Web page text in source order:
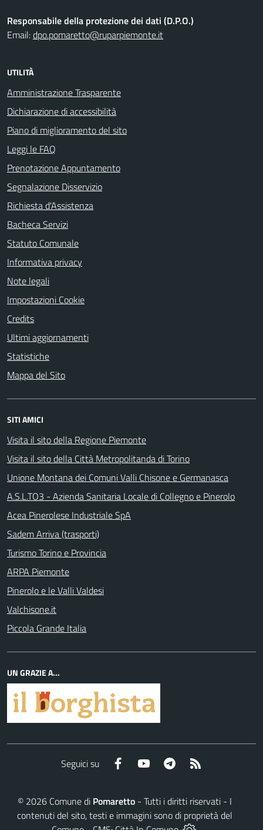
Responsabile della protezione dei dati (D.P.O.)
Email:dpo.pomaretto@ruparpiemonte.it
UTILITÀ
Amministrazione Trasparente
Dichiarazione di accessibilità
Piano di miglioramento del sito
Leggi le FAQ
Prenotazione Appuntamento
Segnalazione Disservizio
Richiesta d'Assistenza
Bacheca Servizi
Statuto Comunale
Informativa privacy
Note legali
Impostazioni Cookie
Credits
Ultimi aggiornamenti
Statistiche
Mappa del Sito
SITI AMICI
Visita il sito della Regione Piemonte
Visita il sito della Città Metropolitanda di Torino
Unione Montana dei Comuni Valli Chisone e Germanasca
A.S.L.TO3 - Azienda Sanitaria Locale di Collegno e Pinerolo
Acea Pinerolese Industriale SpA
Sadem Arriva (trasporti)
Turismo Torino e Provincia
ARPA Piemonte
Pinerolo e le Valli Valdesi
Valchisone.it
Piccola Grande Italia
UN GRAZIE A...
Seguici su Facebook YouTube Telegram
© 2026Comune di Pomaretto- Tutti i diritti riservati - I
contenuti del sito, testi e immagini sono di proprietà del